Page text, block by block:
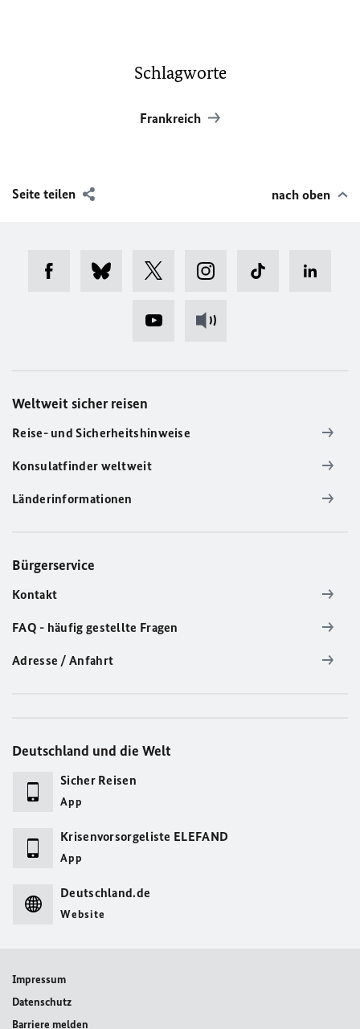
Schlagworte
Frankreich
Seite teilen nach oben
Weltweit sicher reisen
Reise- und Sicherheitshinweise
Konsulatfinder weltweit
Länderinformationen
Bürgerservice
Kontakt
FAQ - häufig gestellte Fragen
Adresse / Anfahrt
Deutschland und die Welt
Sicher Reisen
App
Krisenvorsorgeliste ELEFAND
App
Deutschland.de
Website
Impressum
Datenschutz
Barriere melden